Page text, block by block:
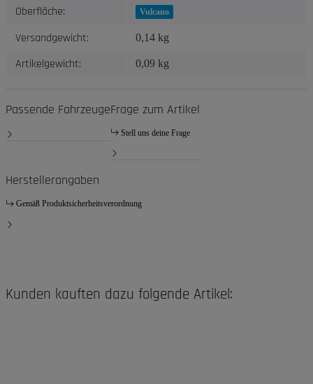
Oberfläche: Vulcano
Versandgewicht: 0,14 kg
Artikelgewicht: 0,09 kg
Passende FahrzeugeFrage zum Artikel
Stell uns deine Frage
Herstellerangaben
Gemäß Produktsicherheitsverordnung
Kunden kauften dazu folgende Artikel: